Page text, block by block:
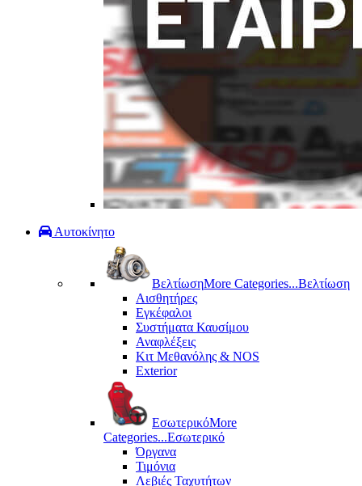
Αυτοκίνητο
ΒελτίωσηMore Categories...Βελτίωση
Αισθητήρες
Εγκέφαλοι
Συστήματα Καυσίμου
Αναφλέξεις
Κιτ Μεθανόλης & ΝΟS
Exterior
ΕσωτερικόMore
Categories...Εσωτερικό
Όργανα
Τιμόνια
Λεβιές Ταχυτήτων